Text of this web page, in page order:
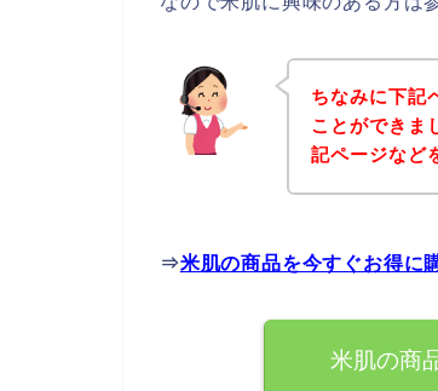
ちなみに下記
ことができま
記ページなど
⇒米肌の商品を今すぐお得に
米肌の商